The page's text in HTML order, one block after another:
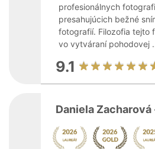
profesionálnych
presahujúcich bežné
fotografií. Filozofia tejto
vo vytváraní pohodovej
9.1
Daniela